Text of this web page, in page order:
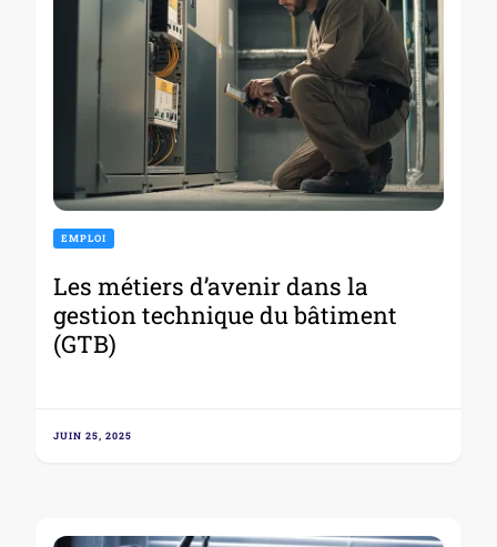
EMPLOI
Les métiers d’avenir dans la
gestion technique du bâtiment
(GTB)
JUIN 25, 2025